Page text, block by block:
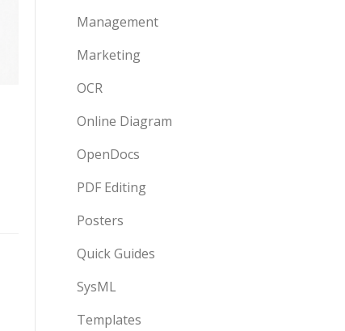
Management
Marketing
OCR
Online Diagram
OpenDocs
PDF Editing
Posters
Quick Guides
SysML
Templates